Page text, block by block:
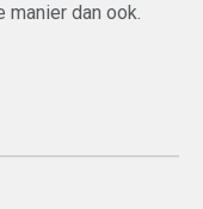
dan ook.